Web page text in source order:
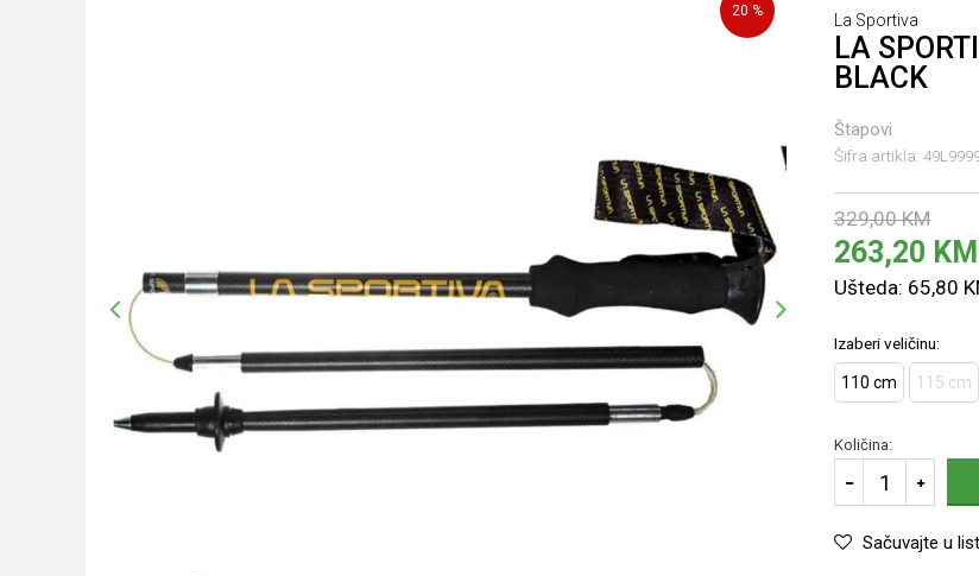
20 % La Sportiva
LA
BLACK
Štapovi
Šifra artikla:
329,00 KM
263,20 KM
Ušteda: 65,80
Izaberi veličinu:
110 cm 115 cm
Količina:
Sačuvajte u